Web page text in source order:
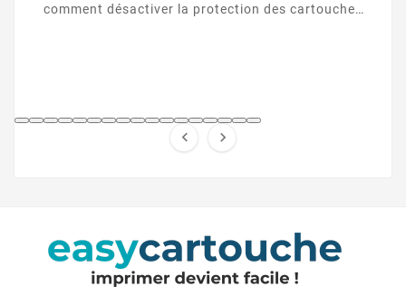
comment désactiver la protection des cartouches
 